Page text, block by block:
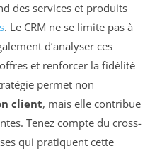
des services et produits
. Le CRM ne se limite pas à
d’analyser ces
et renforcer la fidélité
permet non
client, mais elle contribue
Tenez compte du cross-
qui pratiquent cette